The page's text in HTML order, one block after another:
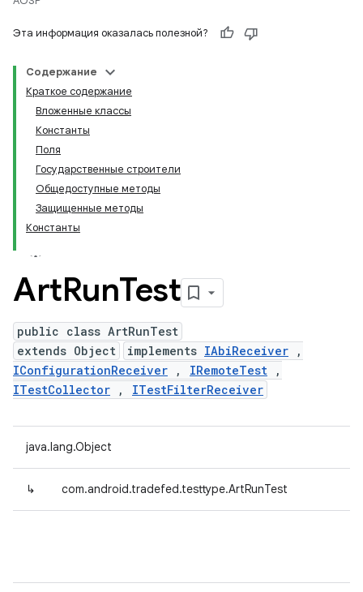
Эта информация оказалась полезной?
Содержание
Краткое содержание
Вложенные классы
Константы
Поля
Государственные строители
Общедоступные методы
Защищенные методы
Константы
ArtRunTest
public class ArtRunTest
extends Object
implements IAbiReceiver ,
IConfigurationReceiver , IRemoteTest ,
ITestCollector , ITestFilterReceiver
java.lang.Object
↳ com.android.tradefed.testtype.ArtRunTest